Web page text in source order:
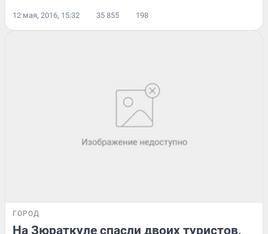
12 мая, 2016, 15:32 35 855 198
ГОРОД
На Зюраткуле спасли двоих туристов,